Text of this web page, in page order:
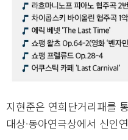
지현준은 연희단거리패를
대상·동아연극상에서 신인